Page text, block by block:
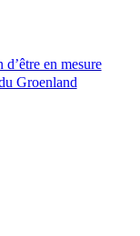
en mesure
Groenland